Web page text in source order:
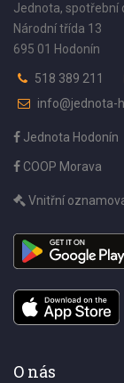
Jednota, spotřební
Národní třída 13
695 01 Hodonín
518 389 211
info@jednota-
Jednota Hodonín
COOP Morava
Vnitřní
O nás